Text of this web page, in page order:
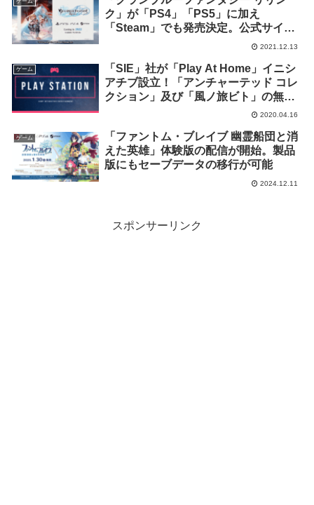
ク」が「PS4」「PS5」に加え
「Steam」でも発売決定。公式サイト
がリニューアルされ公式ツイッターも
2021.12.13
ゲーム
「SIE」社が「Play At Home」イニシ
アチブ設立！「アンチャーテッド コレ
クション」及び「風ノ旅ビト」の無料
2020.04.16
ゲーム
「ファントム・ブレイブ 幽霊船団と消
えた英雄」体験版の配信が開始。製品
版にもセーブデータの移行が可能
2024.12.11
スポンサーリンク